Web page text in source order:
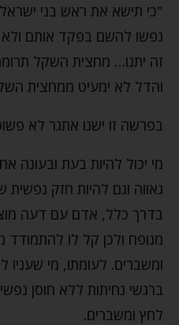
"כי תישא את ראש בני
נפשו להשם בפקד אותם
זה יתנו… מחצית השקל
והדל לא ימעיט ממחצית
בפרשה זו ישנו אתגר לא
מי יכול להיות בעת ובעונה
גאווה וגם להיות חזק
בדרך כלל, אדם עם דעה
מנופח ולכן קל לו
ומשברים. לעומתו, מי שעניו
ברגשי נחיתות ללא חוסן
לחץ ומשברים.